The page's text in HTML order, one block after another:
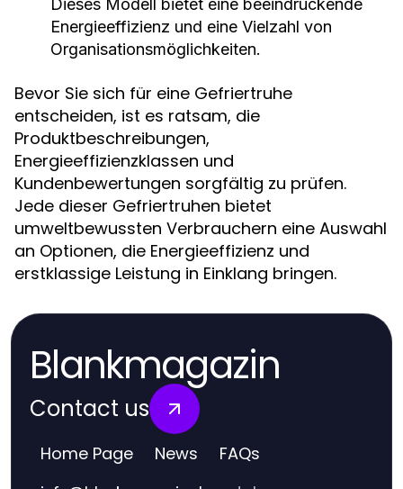
Dieses Modell bietet eine beeindruckende
Energieeffizienz und eine Vielzahl von
Organisationsmöglichkeiten.
Bevor Sie sich für eine Gefriertruhe
entscheiden, ist es ratsam, die
Produktbeschreibungen,
Energieeffizienzklassen und
Kundenbewertungen sorgfältig zu prüfen.
Jede dieser Gefriertruhen bietet
umweltbewussten Verbrauchern eine Auswahl
an Optionen, die Energieeffizienz und
erstklassige Leistung in Einklang bringen.
Blankmagazin
Contact us
Home Page News FAQs